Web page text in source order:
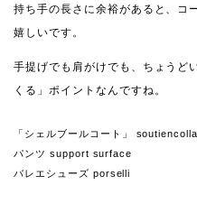
持ち手の長さに余裕があると、コ
嬉しいです。
手提げでも肩がけでも、ちょうど
くる」ポイントなんですね。
「シェルブールコート」
パンツ support surface
バレエシューズ porselli